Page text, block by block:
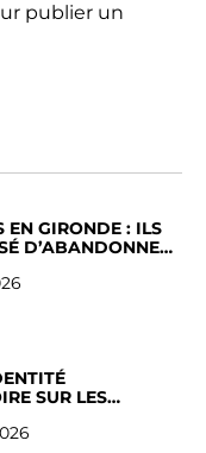
publier un
EN GIRONDE : ILS
D’ABANDONNER
SUR LES